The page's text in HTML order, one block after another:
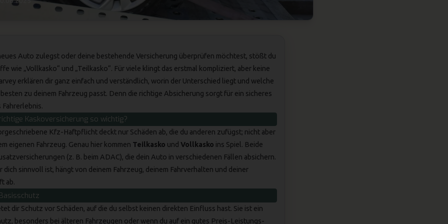
Auto zulegst oder deine bestehende Versicherung überprüfen möchtest, stößt du
wie „Vollkasko“ und „Teilkasko“. Für viele klingt das erstmal kompliziert, aber keine
erklären dir ganz einfach und verständlich, worin der Unterschied liegt und welche
zu deinem Fahrzeug passt. Denn die richtige Absicherung sorgt für ein sicheres
Kaskoversicherung so wichtig?
Kfz-Haftpflicht deckt nur Schäden ab, die du anderen zufügst; nicht aber
eigenen Fahrzeug. Genau hier kommen Teilkasko und Vollkasko ins Spiel. Beide
(z. B. beim ADAC), die dein Auto in verschiedenen Fällen absichern.
dich sinnvoll ist, hängt von deinem Fahrzeug, deinem Fahrverhalten und deiner
ab.
dir Schutz vor Schäden, auf die du selbst keinen direkten Einfluss hast. Sie ist ein
besonders bei älteren Fahrzeugen oder wenn du auf ein gutes Preis-Leistungs-